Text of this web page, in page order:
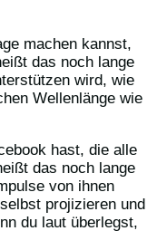
machen kannst,
das noch lange
wird, wie
Wellenlänge wie
hast, die alle
das noch lange
von ihnen
projizieren und
du laut überlegst,